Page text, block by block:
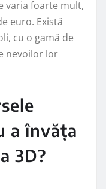
varia foarte mult,
euro. Există
cu o gamă de
nevoilor lor
a învăța
3D?